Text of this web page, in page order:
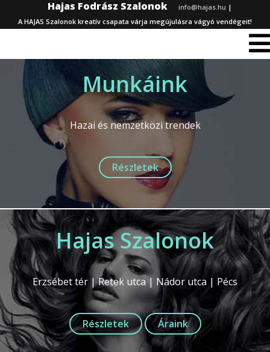
Hajas Fodrász Szalonok info@hajas.hu |
A HAJAS Szalonok kreatív csapata várja megújulásra vágyó vendégeit!
Munkáink
Hazai és nemzetközi trendek
Részletek
Hajas Szalonok
Erzsébet tér | Retek utca | Nádor utca | Pécs
Részletek Áraink